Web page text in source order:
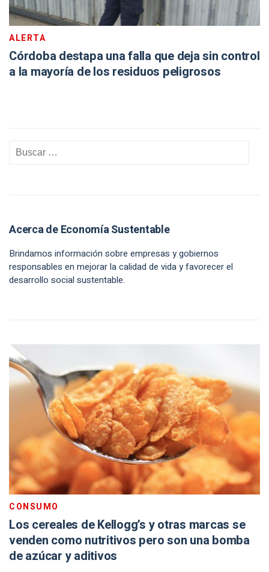
ALERTA
Córdoba destapa una falla que deja sin control
a la mayoría de los residuos peligrosos
Acerca de Economía Sustentable
Brindamos información sobre empresas y gobiernos
responsables en mejorar la calidad de vida y favorecer el
desarrollo social sustentable.
CONSUMO
Los cereales de Kellogg’s y otras marcas se
venden como nutritivos pero son una bomba
de azúcar y aditivos